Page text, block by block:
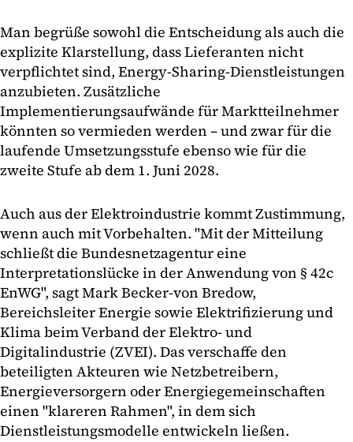
Man begrüße sowohl die Entscheidung als auch die
explizite Klarstellung, dass Lieferanten nicht
verpflichtet sind, Energy-Sharing-Dienstleistungen
anzubieten. Zusätzliche
Implementierungsaufwände für Marktteilnehmer
könnten so vermieden werden – und zwar für die
laufende Umsetzungsstufe ebenso wie für die
zweite Stufe ab dem 1. Juni 2028.
Auch aus der Elektroindustrie kommt Zustimmung,
wenn auch mit Vorbehalten. "Mit der Mitteilung
schließt die Bundesnetzagentur eine
Interpretationslücke in der Anwendung von § 42c
EnWG", sagt Mark Becker-von Bredow,
Bereichsleiter Energie sowie Elektrifizierung und
Klima beim Verband der Elektro- und
Digitalindustrie (ZVEI). Das verschaffe den
beteiligten Akteuren wie Netzbetreibern,
Energieversorgern oder Energiegemeinschaften
einen "klareren Rahmen", in dem sich
Dienstleistungsmodelle entwickeln ließen.